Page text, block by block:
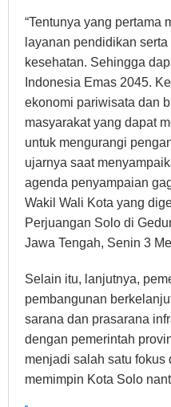
“Tentunya yang pertama
layanan pendidikan
kesehatan. Sehingga
Indonesia Emas 2045.
ekonomi pariwisata dan
masyarakat yang dapat
untuk mengurangi
ujarnya saat
agenda penyampaian
Wakil Wali Kota yang
Perjuangan Solo di
Jawa Tengah, Senin 3
Selain itu, lanjutnya,
pembangunan
sarana dan prasarana
dengan pemerintah
menjadi salah satu fokus
memimpin Kota Solo